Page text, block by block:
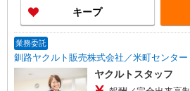
キープ
業務委託
釧路ヤクルト販売株式会社／米町センター
ヤクルトスタッフ